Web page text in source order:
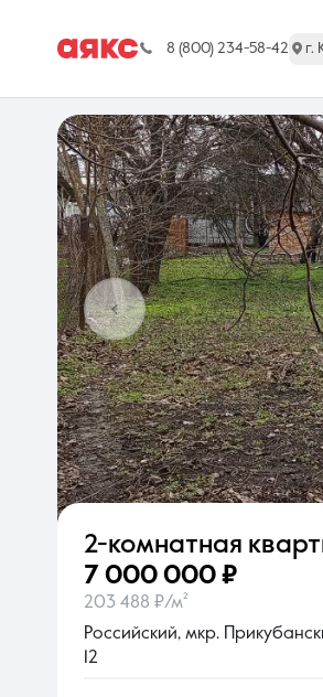
8 (800) 234-58-42 г.
г. Краснодар
Недвижимость
О компании
2-комнатная
7 000 000 ₽
203 488 ₽/м²
Российский, мкр.
12